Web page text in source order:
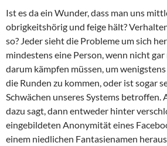
Ist es da ein Wunder, dass man uns
obrigkeitshörig und feige hält?
so? Jeder sieht die Probleme um sich
mindestens eine Person, wenn nicht
darum kämpfen müssen, um
die Runden zu kommen, oder ist sogar
Schwächen unseres Systems betroffen.
dazu sagt, dann entweder hinter
eingebildeten Anonymität eines
einem niedlichen Fantasienamen